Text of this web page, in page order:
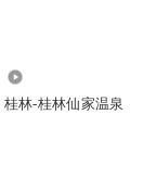
桂林-桂林仙家温泉